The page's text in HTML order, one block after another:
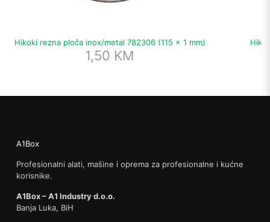
Hikoki rezna ploča inox/metal 782306 (115 x 1 mm)
1,50 KM
A1Box
Profesionalni alati, mašine i oprema za profesionalne i kućne
korisnike.
A1Box – A1 Industry d.o.o.
Banja Luka, BiH